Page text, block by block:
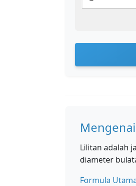
Lilitan adalah
diameter
Formula